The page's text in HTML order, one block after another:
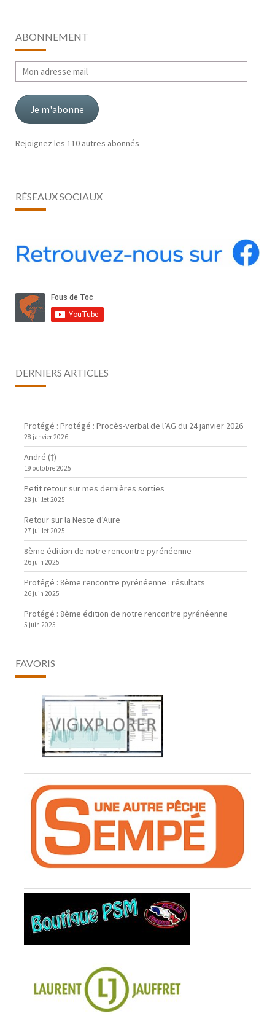
ABONNEMENT
Mon
adresse
mail
Je m'abonne
Rejoignez les 110 autres abonnés
RÉSEAUX SOCIAUX
DERNIERS ARTICLES
Protégé : Protégé : Procès-verbal de l’AG du 24 janvier 2026
28 janvier 2026
André (†)
19 octobre 2025
Petit retour sur mes dernières sorties
28 juillet 2025
Retour sur la Neste d’Aure
27 juillet 2025
8ème édition de notre rencontre pyrénéenne
26 juin 2025
Protégé : 8ème rencontre pyrénéenne : résultats
26 juin 2025
Protégé : 8ème édition de notre rencontre pyrénéenne
5 juin 2025
FAVORIS